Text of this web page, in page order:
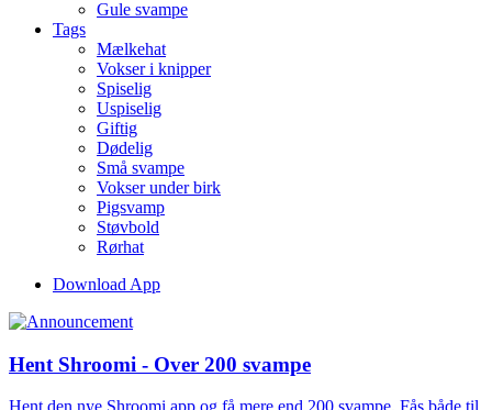
Gule svampe
Tags
Mælkehat
Vokser i knipper
Spiselig
Uspiselig
Giftig
Dødelig
Små svampe
Vokser under birk
Pigsvamp
Støvbold
Rørhat
Download App
Hent Shroomi - Over 200 svampe